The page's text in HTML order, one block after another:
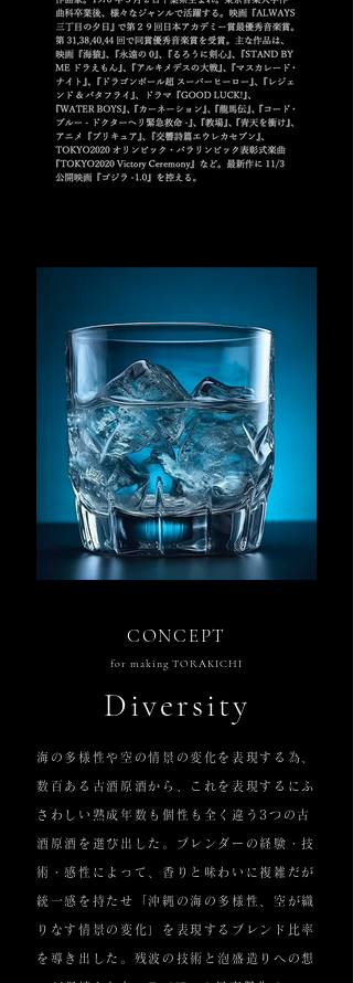
CONCEPT
for making TORAKICHI
​Diversity
海の多様性や空の情景の変化を表現する為、
数百ある古酒原酒から、これを表現するにふ
さわしい熟成年数も個性も全く違う3つの古
酒原酒を選び出した。ブレンダーの経験・技
術・感性によって、香りと味わいに複雑だが
統一感を持たせ「沖縄の海の多様性、空が織
りなす情景の変化」を表現するブレンド比率
を導き出した。残波の技術と泡盛造りへの想